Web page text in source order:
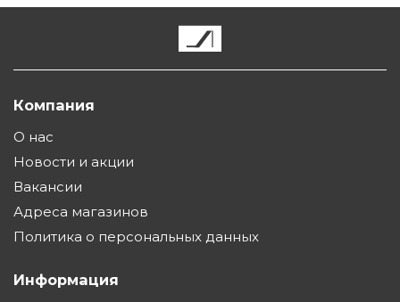
Компания
О нас
Новости и акции
Вакансии
Адреса магазинов
Политика о персональных данных
Информация